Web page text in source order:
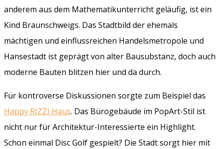
anderem aus dem Mathematikunterricht geläufig, ist ein
Kind Braunschweigs. Das Stadtbild der ehemals
mächtigen und einflussreichen Handelsmetropole und
Hansestadt ist geprägt von alter Bausubstanz, doch auch
moderne Bauten blitzen hier und da durch.
Für kontroverse Diskussionen sorgte zum Beispiel das
Happy RIZZI Haus. Das Bürogebäude im PopArt-Stil ist
nicht nur für Architektur-Interessierte ein Highlight.
Schon einmal Disc Golf gespielt? Die Stadt sorgt hier mit